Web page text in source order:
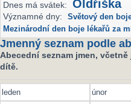
Dnes má svátek: Oldřiška
Významné dny: Světový den
Mezinárodní den boje lékařů za
Jmenný seznam podle
Abecední seznam jmen,
dítě.
leden únor